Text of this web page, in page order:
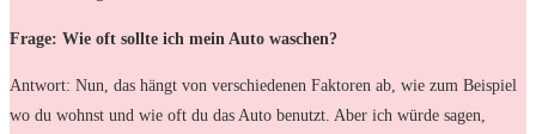
Frage: Wie oft sollte ich mein Auto waschen?
Antwort: Nun, das hängt von verschiedenen Faktoren ab, wie zum Beispiel
wo du wohnst und wie oft du das Auto benutzt. Aber ich würde sagen,